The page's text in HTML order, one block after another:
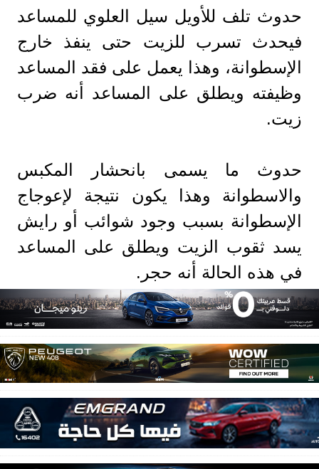
حدوث تلف للأويل سيل العلوي للمساعد
فيحدث تسرب للزيت حتى ينفذ خارج
الإسطوانة، وهذا يعمل على فقد المساعد
وظيفته ويطلق على المساعد أنه ضرب
زيت.
حدوث ما يسمى بانحشار المكبس
والاسطوانة وهذا يكون نتيجة لإعوجاج
الإسطوانة بسبب وجود شوائب أو رايش
يسد ثقوب الزيت ويطلق على المساعد
في هذه الحالة أنه حجر.